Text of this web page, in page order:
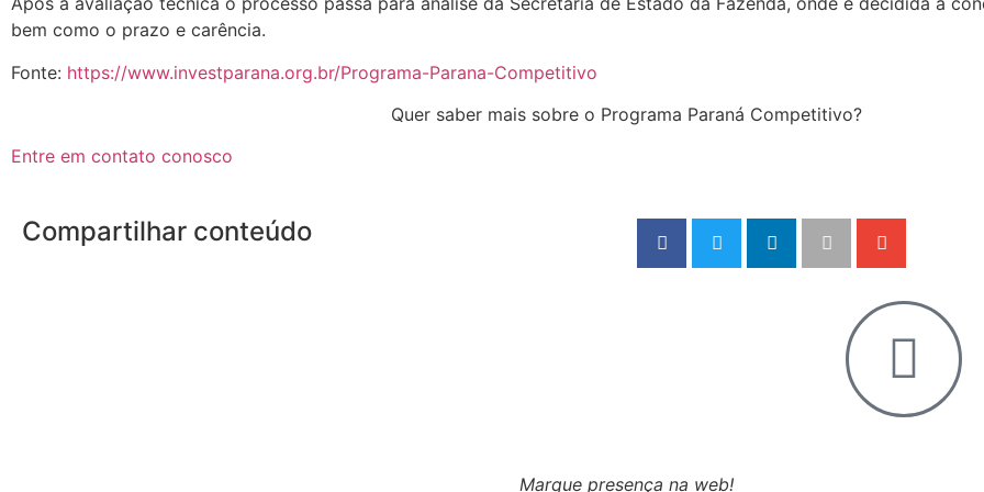
bem como o prazo e carência.
Fonte: https://www.investparana.org.br/Programa-Parana-Competitivo
Quer saber mais sobre o Programa Paraná Competitivo?
Entre em contato conosco
Compartilhar conteúdo
Marque presença na web!